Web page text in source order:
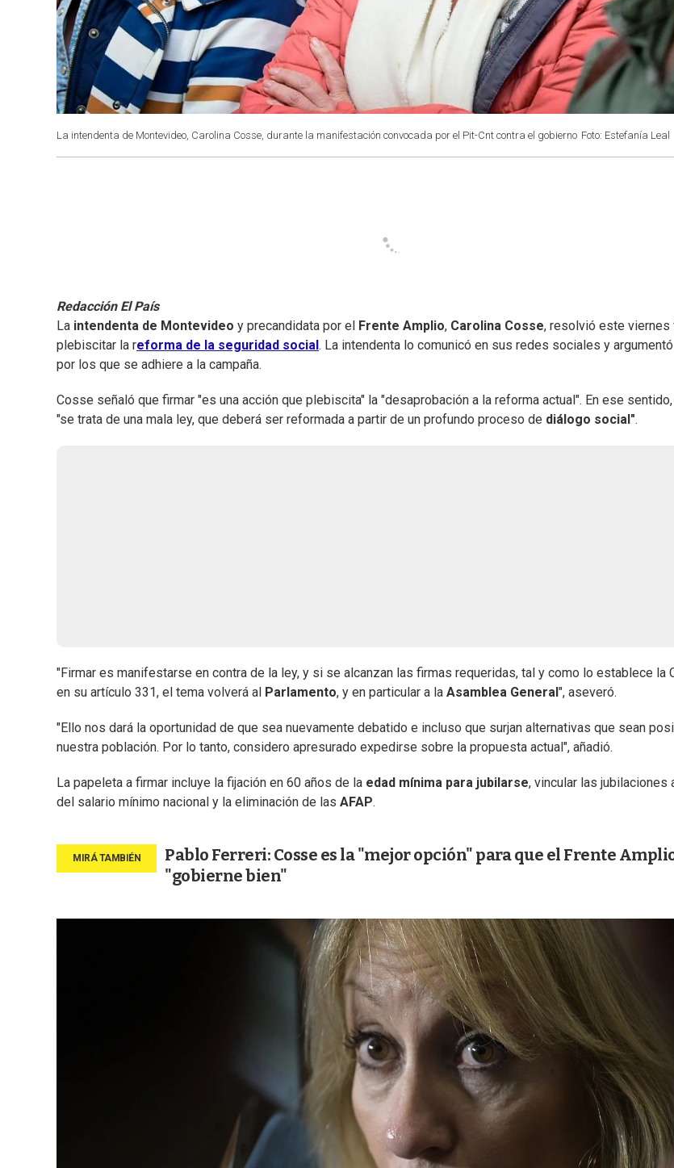
La intendenta de Montevideo, Carolina Cosse, durante la manifestación convocada por el Pit-Cnt contra el gobierno Foto: Estefanía Leal
Redacción El País
La intendenta de Montevideo y precandidata por el Frente Amplio, Carolina Cosse, resolvió este viernes
plebiscitar la reforma de la seguridad social . La intendenta lo comunicó en sus redes sociales y
por los que se adhiere a la campaña.
Cosse señaló que firmar "es una acción que plebiscita" la "desaprobación a la reforma actual". En ese
"se trata de una mala ley, que deberá ser reformada a partir de un profundo proceso de diálogo social".
"Firmar es manifestarse en contra de la ley, y si se alcanzan las firmas requeridas, tal y como lo establece la
en su artículo 331, el tema volverá al Parlamento, y en particular a la Asamblea General ", aseveró.
"Ello nos dará la oportunidad de que sea nuevamente debatido e incluso que surjan alternativas que sean
nuestra población. Por lo tanto, considero apresurado expedirse sobre la propuesta actual", añadió.
La papeleta a firmar incluye la fijación en 60 años de la edad mínima para jubilarse, vincular las jubilaciones
del salario mínimo nacional y la eliminación de las AFAP.
Pablo Ferreri: Cosse es la "mejor opción" para que el Frente
"gobierne bien"